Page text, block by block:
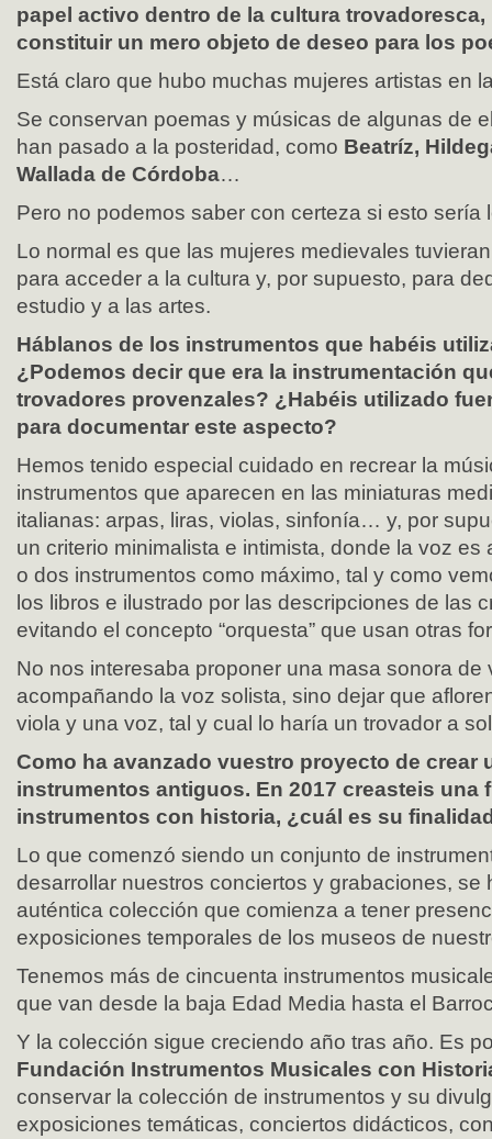
papel activo dentro de la cultura trovadoresca,
constituir un mero objeto de deseo para los
Está claro que hubo muchas mujeres artistas en
Se conservan poemas y músicas de algunas de
han pasado a la posteridad, como Beatríz,
Wallada de Córdoba…
Pero no podemos saber con certeza si esto sería
Lo normal es que las mujeres medievales
para acceder a la cultura y, por supuesto, para
estudio y a las artes.
Háblanos de los instrumentos que habéis
¿Podemos decir que era la instrumentación
trovadores provenzales? ¿Habéis utilizado
para documentar este aspecto?
Hemos tenido especial cuidado en recrear la
instrumentos que aparecen en las miniaturas
italianas: arpas, liras, violas, sinfonía… y, por
un criterio minimalista e intimista, donde la voz
o dos instrumentos como máximo, tal y como
los libros e ilustrado por las descripciones de las
evitando el concepto “orquesta” que usan otras
No nos interesaba proponer una masa sonora de
acompañando la voz solista, sino dejar que
viola y una voz, tal y cual lo haría un trovador a
Como ha avanzado vuestro proyecto de crear
instrumentos antiguos. En 2017 creasteis una
instrumentos con historia, ¿cuál es su
Lo que comenzó siendo un conjunto de
desarrollar nuestros conciertos y grabaciones, se
auténtica colección que comienza a tener
exposiciones temporales de los museos de
Tenemos más de cincuenta instrumentos
que van desde la baja Edad Media hasta el
Y la colección sigue creciendo año tras año. Es
Fundación Instrumentos Musicales con
conservar la colección de instrumentos y su
exposiciones temáticas, conciertos didácticos,